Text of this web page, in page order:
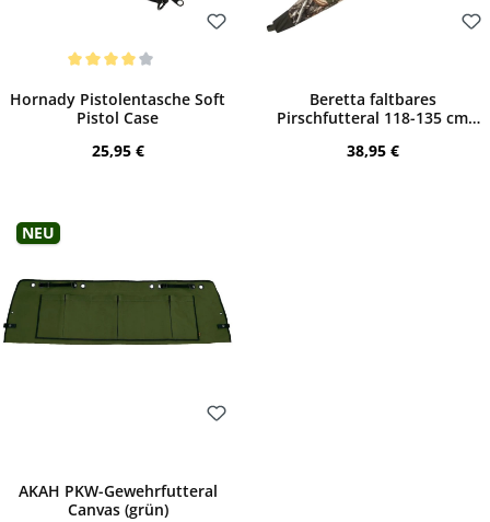
Hornady Pistolentasche Soft
Pistol Case
Regulärer Preis:
25,95 €
Beretta faltbares
Pirschfutteral 118-135 cm
Regulärer Preis:
38,95 €
Neu
AKAH PKW-Gewehrfutteral
Canvas (grün)